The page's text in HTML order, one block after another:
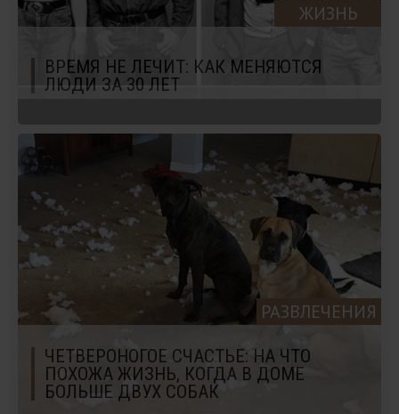
ЖИЗНЬ
ВРЕМЯ НЕ ЛЕЧИТ: КАК МЕНЯЮТСЯ
ЛЮДИ ЗА 30 ЛЕТ
РАЗВЛЕЧЕНИЯ
ЧЕТВЕРОНОГОЕ СЧАСТЬЕ: НА ЧТО
ПОХОЖА ЖИЗНЬ, КОГДА В ДОМЕ
БОЛЬШЕ ДВУХ СОБАК